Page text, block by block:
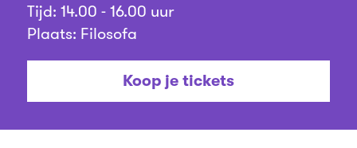
Tijd: 14.00 - 16.00 uur
Plaats: Filosofa
Koop je tickets